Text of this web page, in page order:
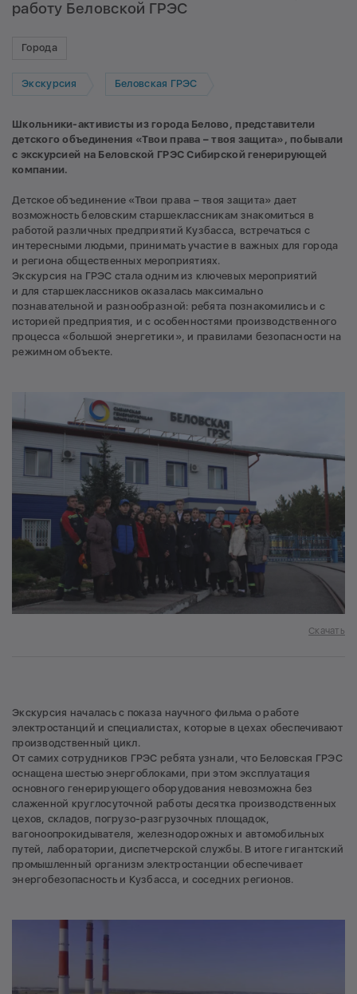
работу Беловской ГРЭС
Города
Экскурсия Беловская ГРЭС
Школьники-активисты из города Белово, представители
детского объединения «Твои права – твоя защита», побывали
с экскурсией на Беловской ГРЭС Сибирской генерирующей
компании.
Детское объединение «Твои права – твоя защита» дает
возможность беловским старшеклассникам знакомиться в
работой различных предприятий Кузбасса, встречаться с
интересными людьми, принимать участие в важных для города
и региона общественных мероприятиях.
Экскурсия на ГРЭС стала одним из ключевых мероприятий
и для старшеклассников оказалась максимально
познавательной и разнообразной: ребята познакомились и с
историей предприятия, и с особенностями производственного
процесса «большой энергетики», и правилами безопасности на
режимном объекте.
Скачать
Экскурсия началась с показа научного фильма о работе
электростанций и специалистах, которые в цехах обеспечивают
производственный цикл.
От самих сотрудников ГРЭС ребята узнали, что Беловская ГРЭС
оснащена шестью энергоблоками, при этом эксплуатация
основного генерирующего оборудования невозможна без
слаженной круглосуточной работы десятка производственных
цехов, складов, погрузо-разгрузочных площадок,
вагоноопрокидывателя, железнодорожных и автомобильных
путей, лаборатории, диспетчерской службы. В итоге гигантский
промышленный организм электростанции обеспечивает
энергобезопасность и Кузбасса, и соседних регионов.